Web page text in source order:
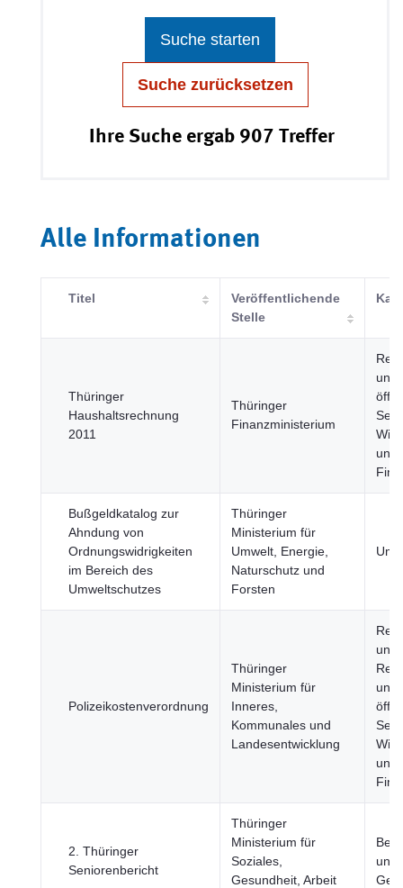
Suche starten
Suche zurücksetzen
Ihre Suche ergab 907 Treffer
Alle Informationen
Titel
Veröffentlichende
Stelle
Thüringer
Haushaltsrechnung
2011
Thüringer
Finanzministerium
und
und
Bußgeldkatalog zur
Ahndung von
Ordnungswidrigkeiten
im Bereich des
Umweltschutzes
Thüringer
Ministerium für
Umwelt, Energie,
Naturschutz und
Forsten
Polizeikostenverordnung
Thüringer
Ministerium für
Inneres,
Kommunales und
Landesentwicklung
und
und
und
2. Thüringer
Seniorenbericht
Thüringer
Ministerium für
Soziales,
Gesundheit, Arbeit
und